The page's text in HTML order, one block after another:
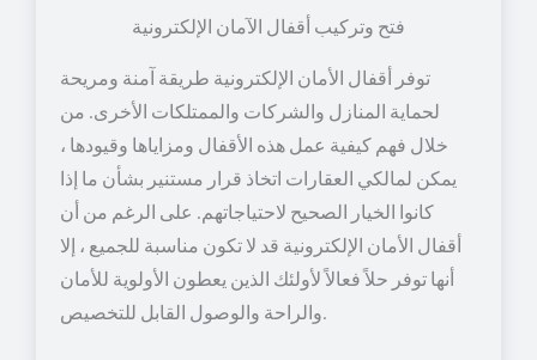
توفر أقفال الأمان الإلكترونية طريقة آمنة ومريحة
لحماية المنازل والشركات والممتلكات الأخرى. من
خلال فهم كيفية عمل هذه الأقفال ومزاياها وقيودها ،
يمكن لمالكي العقارات اتخاذ قرار مستنير بشأن ما إذا
كانوا الخيار الصحيح لاحتياجاتهم. على الرغم من أن
أقفال الأمان الإلكترونية قد لا تكون مناسبة للجميع ، إلا
أنها توفر حلاً فعالاً لأولئك الذين يعطون الأولوية للأمان
والراحة والوصول القابل للتخصيص.